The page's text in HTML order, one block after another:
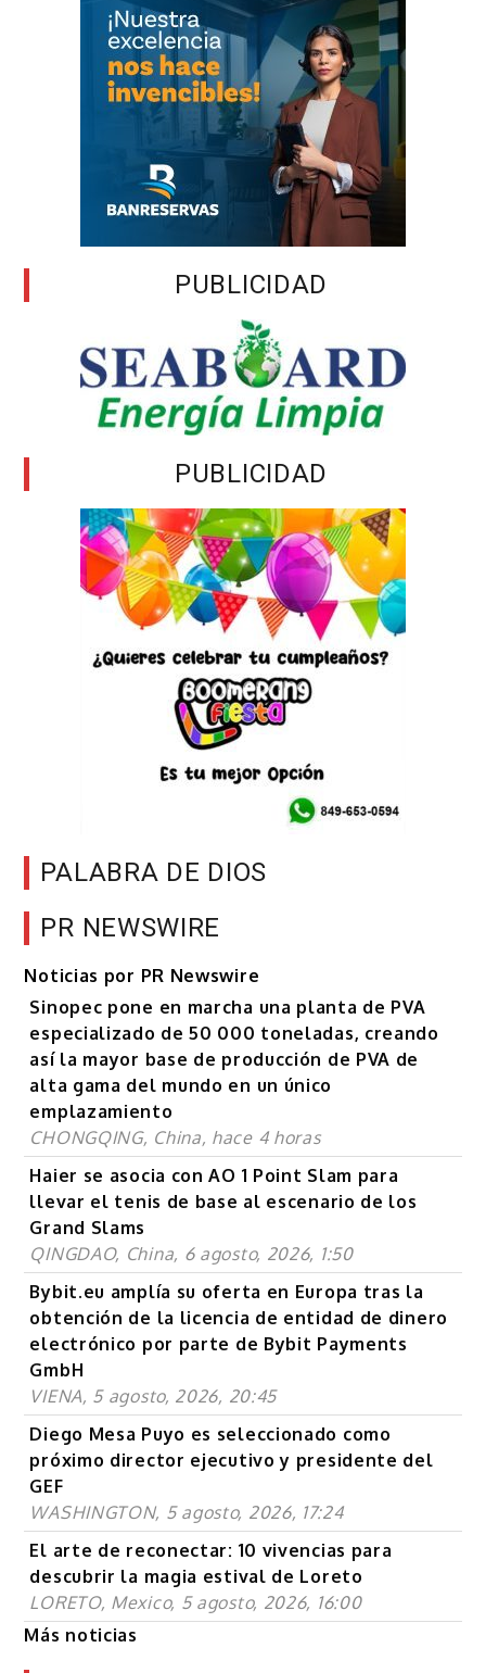
PUBLICIDAD
PUBLICIDAD
PALABRA DE DIOS
PR NEWSWIRE
Noticias por PR Newswire
Sinopec pone en marcha una planta de PVA
especializado de 50 000 toneladas, creando
así la mayor base de producción de PVA de
alta gama del mundo en un único
emplazamiento
CHONGQING, China, hace 4 horas
Haier se asocia con AO 1 Point Slam para
llevar el tenis de base al escenario de los
Grand Slams
QINGDAO, China, 6 agosto, 2026, 1:50
Bybit.eu amplía su oferta en Europa tras la
obtención de la licencia de entidad de dinero
electrónico por parte de Bybit Payments
GmbH
VIENA, 5 agosto, 2026, 20:45
Diego Mesa Puyo es seleccionado como
próximo director ejecutivo y presidente del
GEF
WASHINGTON, 5 agosto, 2026, 17:24
El arte de reconectar: 10 vivencias para
descubrir la magia estival de Loreto
LORETO, Mexico, 5 agosto, 2026, 16:00
Más noticias